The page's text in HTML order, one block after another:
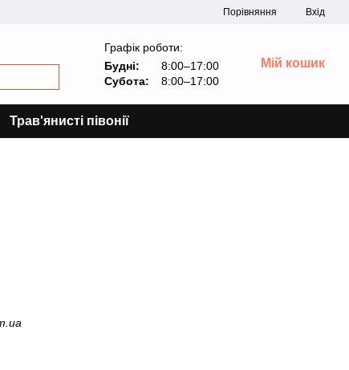
Порівняння Вхід
Графік роботи:
Будні:
8:00–17:00
Субота:
8:00–17:00
Мій кошик
Трав'янисті півонії